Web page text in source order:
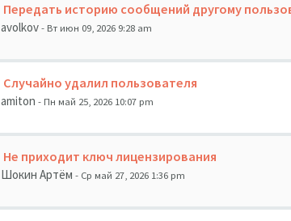
Передать историю сообщений другому
avolkov- Вт июн 09, 2026 9:28 am
Случайно удалил пользователя
amiton - Пн май 25, 2026 10:07 pm
Не приходит ключ лицензирования
Шокин Артём - Ср май 27, 2026 1:36 pm